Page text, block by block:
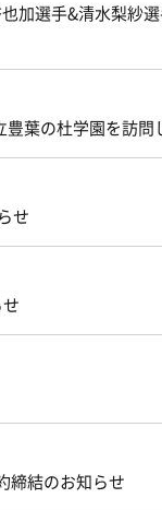
加選手&清水梨紗
豊葉の杜学園を訪問
せ
締結のお知らせ